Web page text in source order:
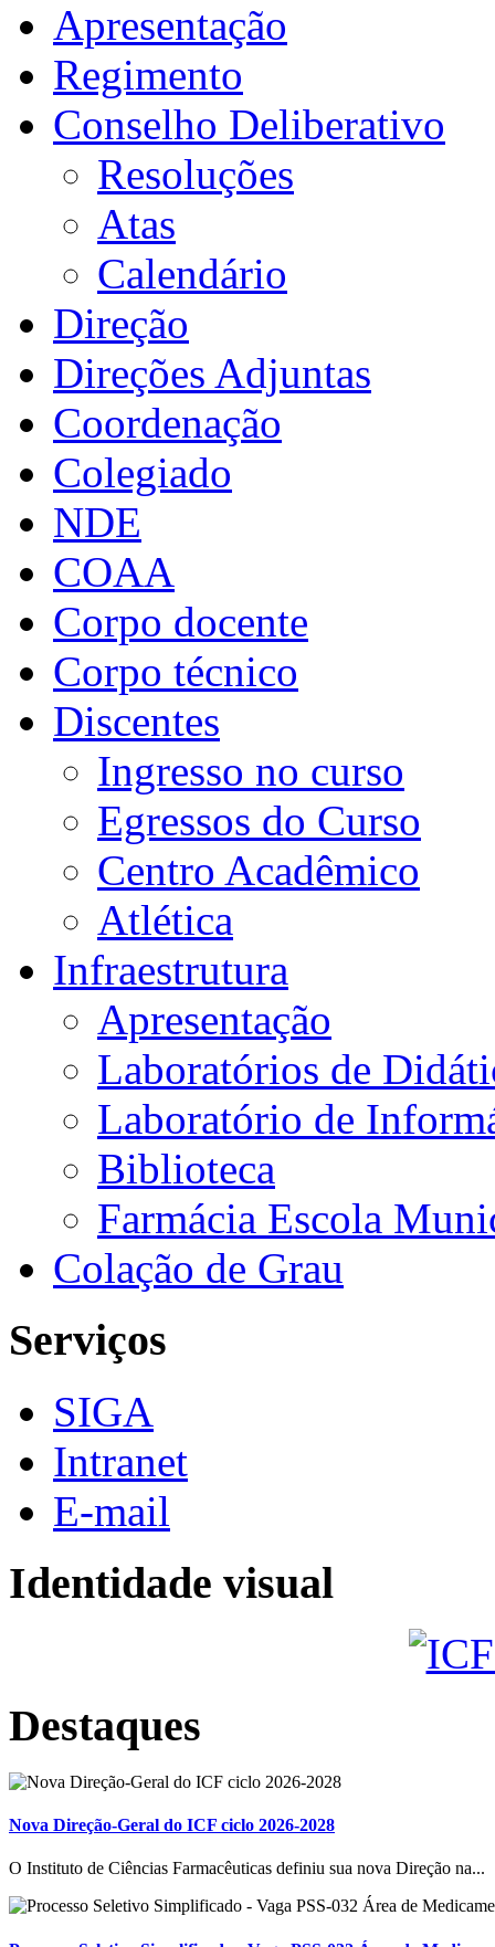
Apresentação
Regimento
Conselho Deliberativo
Resoluções
Atas
Calendário
Direção
Direções Adjuntas
Coordenação
Colegiado
NDE
COAA
Corpo docente
Corpo técnico
Discentes
Ingresso no curso
Egressos do Curso
Centro Acadêmico
Atlética
Infraestrutura
Apresentação
Laboratórios de
Laboratório de
Biblioteca
Farmácia Escola
Colação de Grau
Serviços
SIGA
Intranet
E-mail
Identidade visual
Destaques
Nova Direção-Geral do ICF ciclo 2026-2028
O Instituto de Ciências Farmacêuticas definiu sua nova Direção na...